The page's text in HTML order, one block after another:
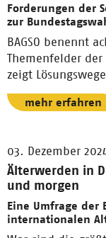
Forderungen der
zur
BAGSO benennt
Themenfelder
zeigt
mehr erfahren
03. Dezember
Älterwerden in
und morgen
Eine Umfrage der
internationalen